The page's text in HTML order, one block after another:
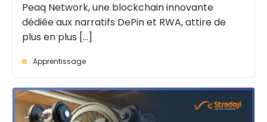
Peaq Network, une blockchain innovante
dédiée aux narratifs DePin et RWA, attire de
plus en plus [...]
Apprentissage